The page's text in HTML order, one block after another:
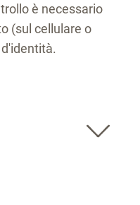
è necessario
(sul cellulare o